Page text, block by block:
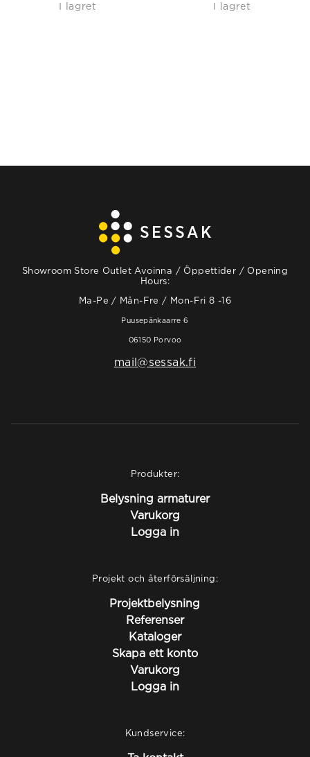
I lagret
price
I lagret
Showroom Store Outlet Avoinna / Öppettider / Opening
Hours:
Ma-Pe / Mån-Fre / Mon-Fri 8 -16
Puusepänkaarre 6
06150 Porvoo
mail@sessak.fi
Produkter:
Belysning armaturer
Varukorg
Logga in
Projekt och återförsäljning:
Projektbelysning
Referenser
Kataloger
Skapa ett konto
Varukorg
Logga in
Kundservice: